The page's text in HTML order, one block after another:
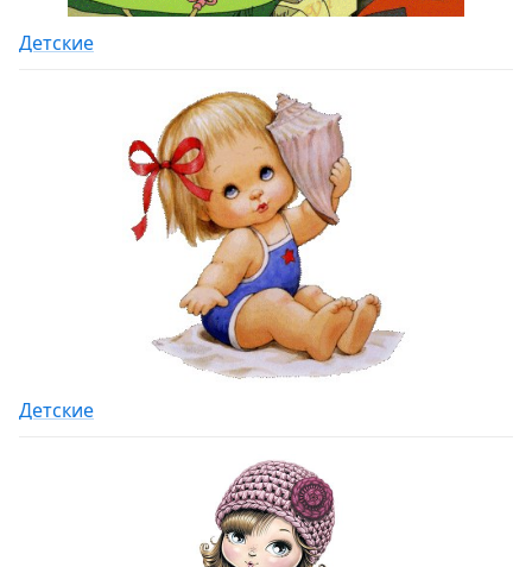
Детские
Детские